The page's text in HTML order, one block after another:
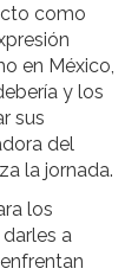
como
en México,
y los
sus
del
la jornada.
los
a